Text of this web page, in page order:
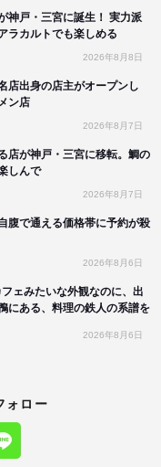
神戸・三宮に誕生！ 実力派
ラカルトでも楽しめる
2026年8月8日
店出身の店主がオープンし
ン店
2026年8月7日
店が神戸・三宮に移転。鯛の
しんで
2026年8月7日
腹で通える価格帯に予約が殺
2026年8月6日
ェみたいな外観なのに、出
にある、料理の鉄人の系譜を
2026年8月6日
ォロー